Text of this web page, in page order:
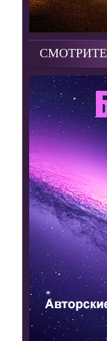
СМОТРИТЕ